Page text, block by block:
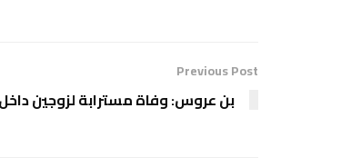
Previous Post
بن عروس: وفاة مسترابة لزوجين